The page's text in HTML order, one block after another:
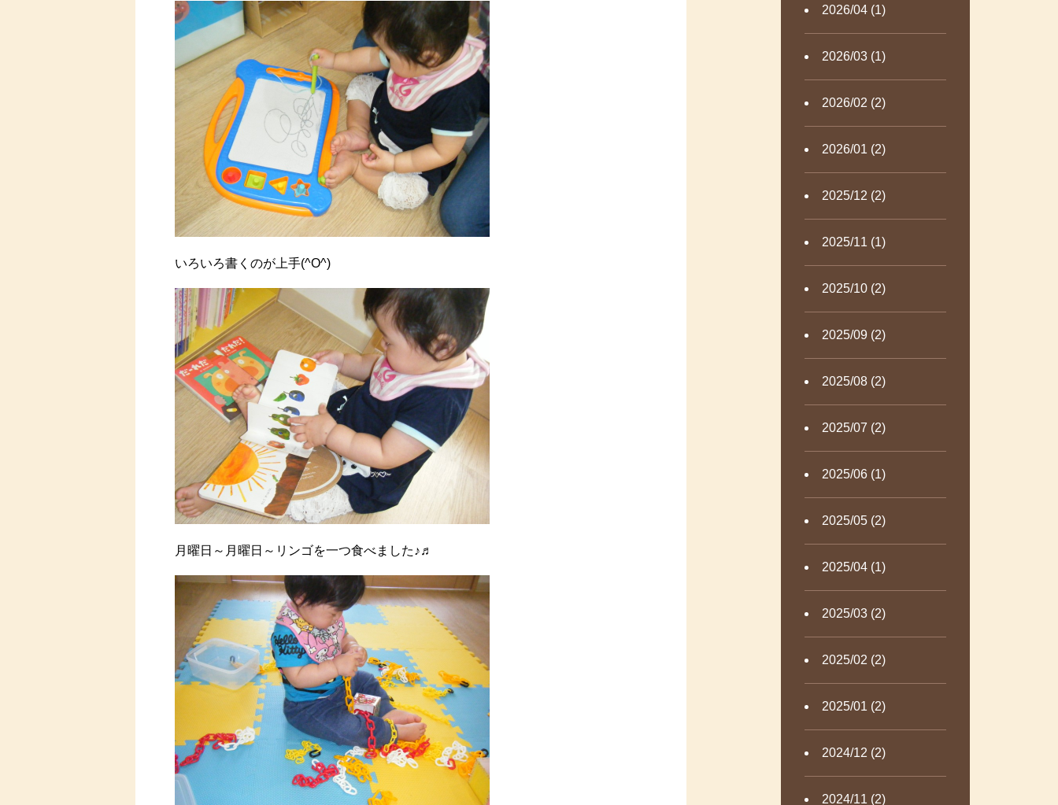
2026/04 (1)
2026/03 (1)
2026/02 (2)
2026/01 (2)
2025/12 (2)
2025/11 (1)
2025/10 (2)
2025/09 (2)
2025/08 (2)
2025/07 (2)
2025/06 (1)
2025/05 (2)
2025/04 (1)
2025/03 (2)
2025/02 (2)
2025/01 (2)
2024/12 (2)
2024/11 (2)
いろいろ書くのが上手(^O^)
月曜日～月曜日～リンゴを一つ食べました♪♬